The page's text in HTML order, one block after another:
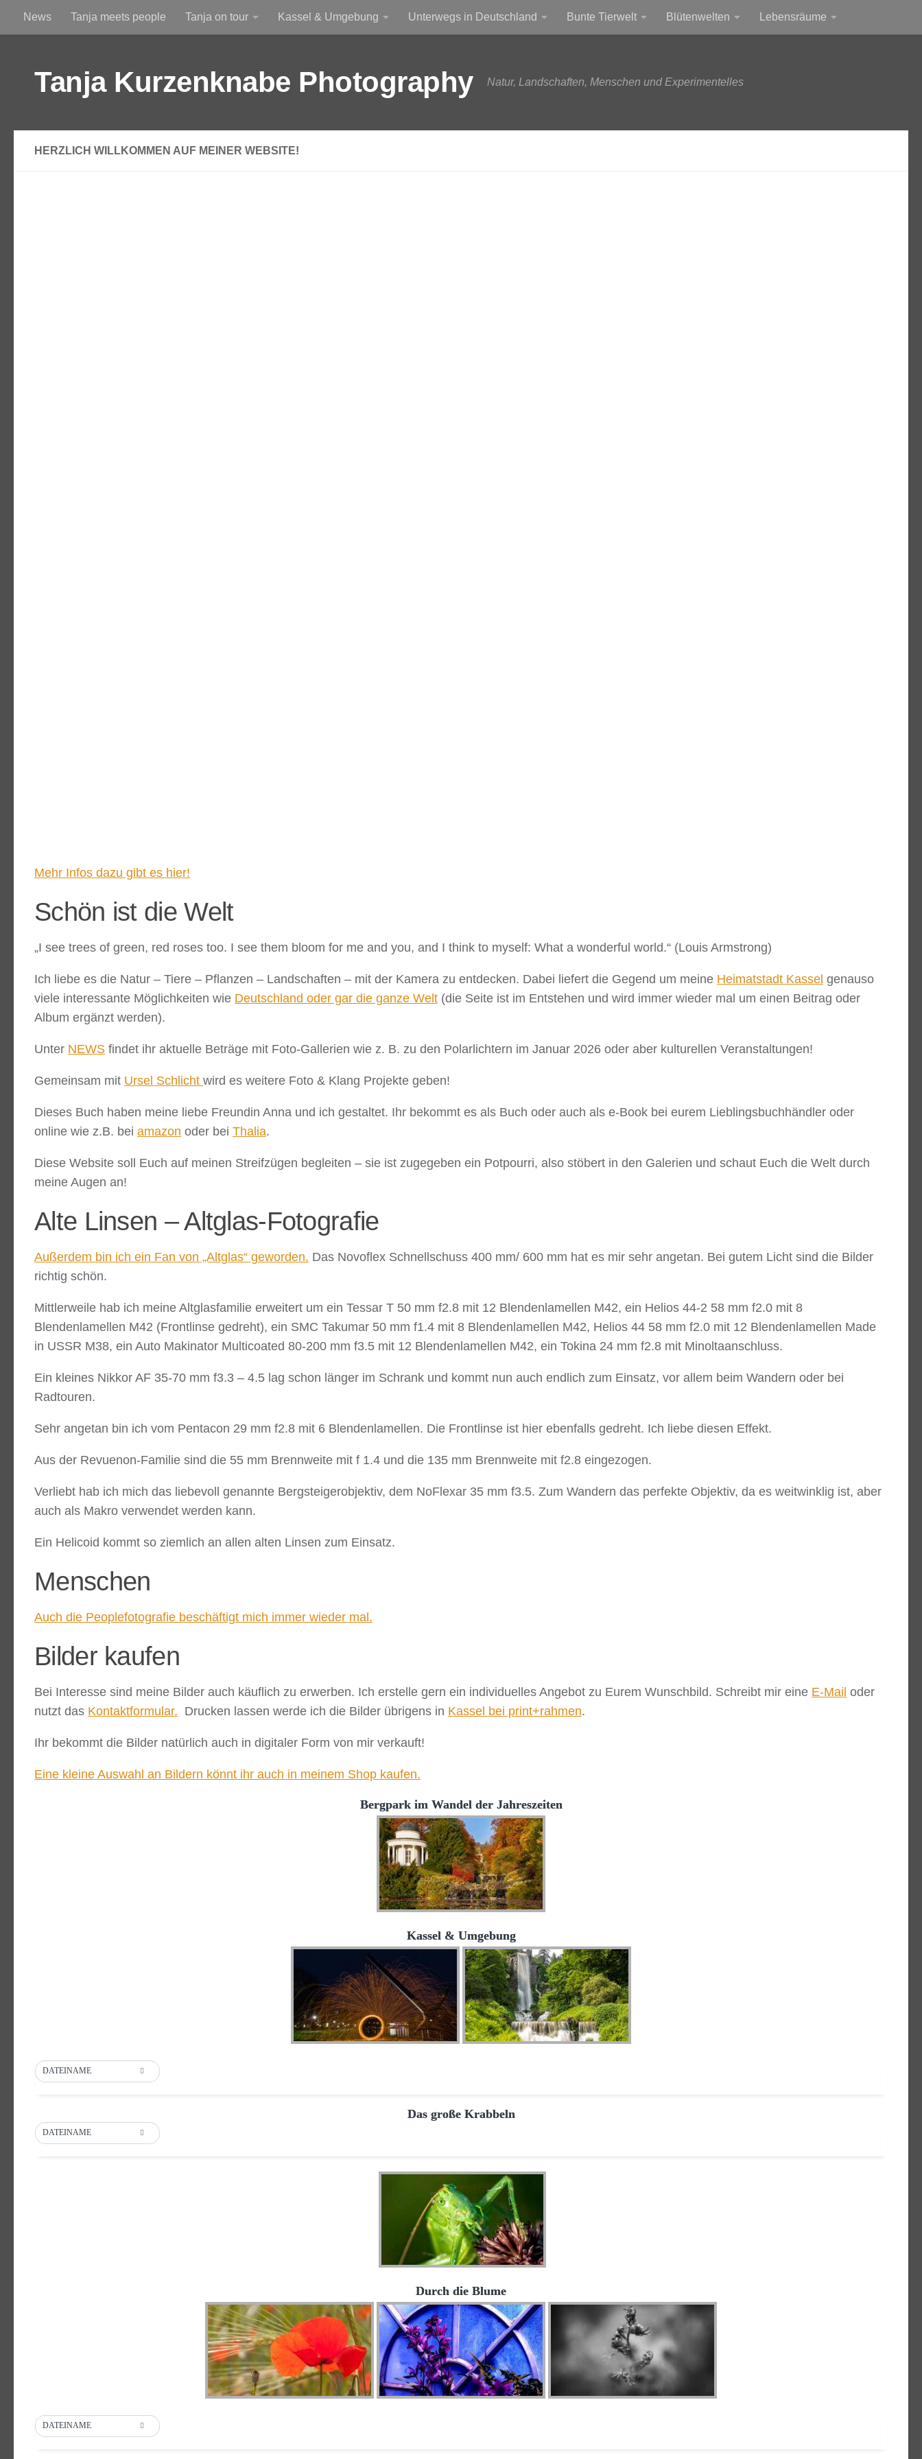
Zum Inhalt springen
News Tanja meets people Tanja on tour Kassel & Umgebung Unterwegs in Deutschland Bunte Tierwelt Blütenwelten Lebensräume
Tanja Kurzenknabe Photography Natur, Landschaften, Menschen und Experimentelles
HERZLICH WILLKOMMEN AUF MEINER WEBSITE!
Mehr Infos dazu gibt es hier!
Schön ist die Welt
„I see trees of green, red roses too. I see them bloom for me and you, and I think to myself: What a wonderful world.“ (Louis Armstrong)
Ich liebe es die Natur – Tiere – Pflanzen – Landschaften – mit der Kamera zu entdecken. Dabei liefert die Gegend um meine Heimatstadt Kassel genauso
viele interessante Möglichkeiten wie Deutschland oder gar die ganze Welt (die Seite ist im Entstehen und wird immer wieder mal um einen Beitrag oder
Album ergänzt werden).
Unter NEWS findet ihr aktuelle Beträge mit Foto-Gallerien wie z. B. zu den Polarlichtern im Januar 2026 oder aber kulturellen Veranstaltungen!
Gemeinsam mit Ursel Schlicht wird es weitere Foto & Klang Projekte geben!
Dieses Buch haben meine liebe Freundin Anna und ich gestaltet. Ihr bekommt es als Buch oder auch als e-Book bei eurem Lieblingsbuchhändler oder
online wie z.B. bei amazon oder bei Thalia.
Diese Website soll Euch auf meinen Streifzügen begleiten – sie ist zugegeben ein Potpourri, also stöbert in den Galerien und schaut Euch die Welt durch
meine Augen an!
Alte Linsen – Altglas-Fotografie
Außerdem bin ich ein Fan von „Altglas“ geworden. Das Novoflex Schnellschuss 400 mm/ 600 mm hat es mir sehr angetan. Bei gutem Licht sind die Bilder
richtig schön.
Mittlerweile hab ich meine Altglasfamilie erweitert um ein Tessar T 50 mm f2.8 mit 12 Blendenlamellen M42, ein Helios 44-2 58 mm f2.0 mit 8
Blendenlamellen M42 (Frontlinse gedreht), ein SMC Takumar 50 mm f1.4 mit 8 Blendenlamellen M42, Helios 44 58 mm f2.0 mit 12 Blendenlamellen Made
in USSR M38, ein Auto Makinator Multicoated 80-200 mm f3.5 mit 12 Blendenlamellen M42, ein Tokina 24 mm f2.8 mit Minoltaanschluss.
Ein kleines Nikkor AF 35-70 mm f3.3 – 4.5 lag schon länger im Schrank und kommt nun auch endlich zum Einsatz, vor allem beim Wandern oder bei
Radtouren.
Sehr angetan bin ich vom Pentacon 29 mm f2.8 mit 6 Blendenlamellen. Die Frontlinse ist hier ebenfalls gedreht. Ich liebe diesen Effekt.
Aus der Revuenon-Familie sind die 55 mm Brennweite mit f 1.4 und die 135 mm Brennweite mit f2.8 eingezogen.
Verliebt hab ich mich das liebevoll genannte Bergsteigerobjektiv, dem NoFlexar 35 mm f3.5. Zum Wandern das perfekte Objektiv, da es weitwinklig ist, aber
auch als Makro verwendet werden kann.
Ein Helicoid kommt so ziemlich an allen alten Linsen zum Einsatz.
Menschen
Auch die Peoplefotografie beschäftigt mich immer wieder mal.
Bilder kaufen
Bei Interesse sind meine Bilder auch käuflich zu erwerben. Ich erstelle gern ein individuelles Angebot zu Eurem Wunschbild. Schreibt mir eine E-Mail oder
nutzt das Kontaktformular. Drucken lassen werde ich die Bilder übrigens in Kassel bei print+rahmen.
Ihr bekommt die Bilder natürlich auch in digitaler Form von mir verkauft!
Eine kleine Auswahl an Bildern könnt ihr auch in meinem Shop kaufen.
Bergpark im Wandel der Jahreszeiten
Kassel & Umgebung
DATEINAME
Das große Krabbeln
DATEINAME
Durch die Blume
DATEINAME